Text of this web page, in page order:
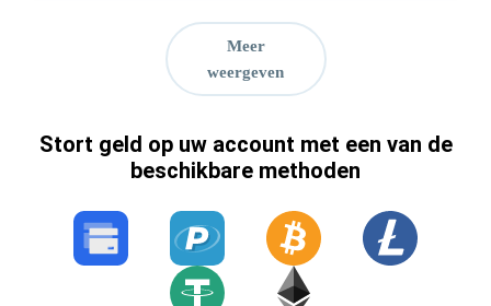
Meer
weergeven
Stort geld op uw account met een van de
beschikbare methoden